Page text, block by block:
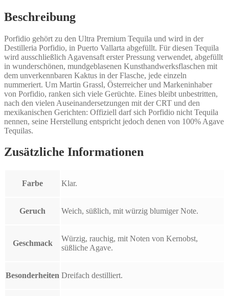
Beschreibung
Porfidio gehört zu den Ultra Premium Tequila und wird in der
Destilleria Porfidio, in Puerto Vallarta abgefüllt. Für diesen Tequila
wird ausschließlich Agavensaft erster Pressung verwendet, abgefüllt
in wunderschönen, mundgeblasenen Kunsthandwerksflaschen mit
dem unverkennbaren Kaktus in der Flasche, jede einzeln
nummeriert. Um Martin Grassl, Österreicher und Markeninhaber
von Porfidio, ranken sich viele Gerüchte. Eines bleibt unbestritten,
nach den vielen Auseinandersetzungen mit der CRT und den
mexikanischen Gerichten: Offiziell darf sich Porfidio nicht Tequila
nennen, seine Herstellung entspricht jedoch denen von 100% Agave
Tequilas.
Zusätzliche Informationen
Farbe Klar.
Geruch Weich, süßlich, mit würzig blumiger Note.
Geschmack
Würzig, rauchig, mit Noten von Kernobst,
süßliche Agave.
Besonderheiten Dreifach destilliert.